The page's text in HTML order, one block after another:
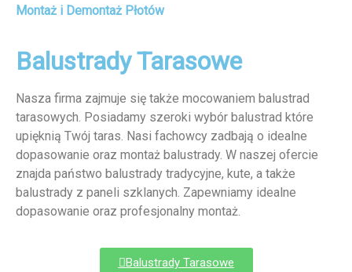
Montaż i Demontaż Płotów
Balustrady Tarasowe
Nasza firma zajmuje się także mocowaniem balustrad
tarasowych. Posiadamy szeroki wybór balustrad które
upięknią Twój taras. Nasi fachowcy zadbają o idealne
dopasowanie oraz montaż balustrady. W naszej ofercie
znajda państwo balustrady tradycyjne, kute, a także
balustrady z paneli szklanych. Zapewniamy idealne
dopasowanie oraz profesjonalny montaż.
Balustrady Tarasowe